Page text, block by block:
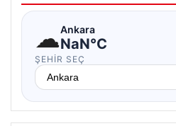
☁Ankara
NaN°C
ŞEHIR SEÇ